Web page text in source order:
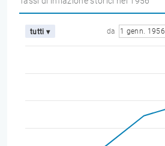
tutti ▾ da 1 genn. 1956